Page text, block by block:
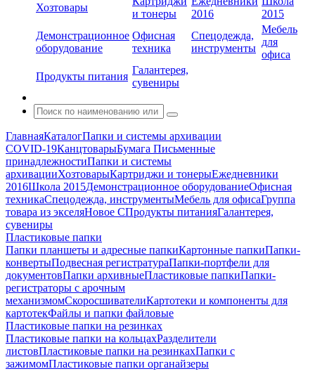
Хозтовары
и тонеры
2016
2015
Демонстрационное
оборудование
Офисная
техника
Спецодежда,
инструменты
Мебель
для
офиса
Продукты питания
Галантерея,
сувениры
ГлавнаяКаталогПапки и системы архивации
COVID-19КанцтоварыБумага Письменные
принадлежностиПапки и системы
архивацииХозтоварыКартриджи и тонерыЕжедневники
2016Школа 2015Демонстрационное оборудованиеОфисная
техникаСпецодежда, инструментыМебель для офисаГруппа
товара из экселяНовое СПродукты питанияГалантерея,
сувениры
Пластиковые папки
Папки планшеты и адресные папкиКартонные папкиПапки-
конвертыПодвесная регистратураПапки-портфели для
документовПапки архивныеПластиковые папкиПапки-
регистраторы с арочным
механизмомСкоросшивателиКартотеки и компоненты для
картотекФайлы и папки файловые
Пластиковые папки на резинках
Пластиковые папки на кольцахРазделители
листовПластиковые папки на резинкахПапки с
зажимомПластиковые папки органайзеры